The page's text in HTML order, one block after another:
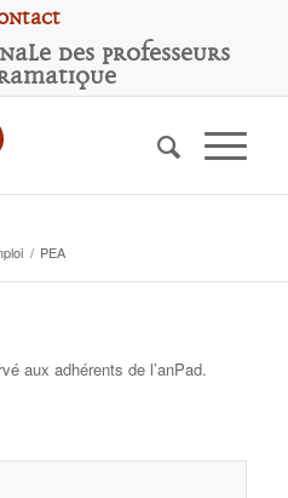
des Professeurs
/ PEA
aux adhérents de l’anPad.